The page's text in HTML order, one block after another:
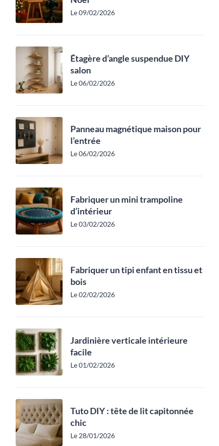
Le 09/02/2026
Étagère d’angle suspendue DIY
salon
Le 06/02/2026
Panneau magnétique maison pour
l’entrée
Le 06/02/2026
Fabriquer un mini trampoline
d’intérieur
Le 03/02/2026
Fabriquer un tipi enfant en tissu et
bois
Le 02/02/2026
Jardinière verticale intérieure
facile
Le 01/02/2026
Tuto DIY : tête de lit capitonnée
chic
Le 28/01/2026